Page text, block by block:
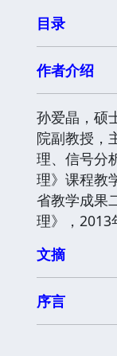
目录
作者介绍
孙爱晶，硕
院副教授，
理、信号分
理》课程教
省教学成果
理》，2013
文摘
序言